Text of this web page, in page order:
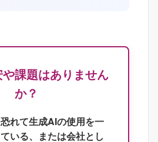
課題はありません
か？
れて生成AIの使用を一
いる、または会社とし